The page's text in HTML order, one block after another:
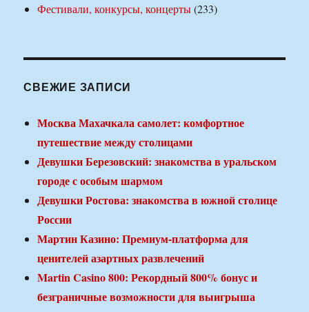
Фестивали, конкурсы, концерты(233)
СВЕЖИЕ ЗАПИСИ
Москва Махачкала самолет: комфортное
путешествие между столицами
Девушки Березовский: знакомства в уральском
городе с особым шармом
Девушки Ростова: знакомства в южной столице
России
Мартин Казино: Премиум-платформа для
ценителей азартных развлечений
Martin Casino 800: Рекордный 800% бонус и
безграничные возможности для выигрыша